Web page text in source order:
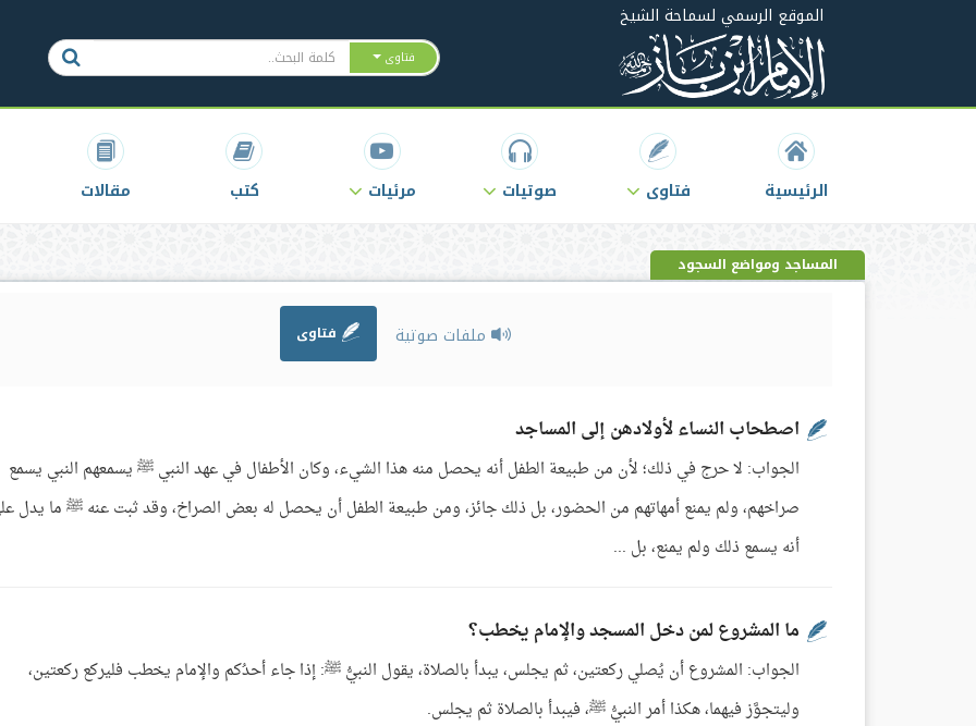
الموقع الرسمي لسماحة الشيخ
فتاوى
الرئيسية فتاوى صوتيات مرئيات كتب مقالات
المساجد ومواضع السجود
ملفات صوتية فتاوى
اصطحاب النساء لأولادهن إلى المساجد
الجواب: لا حرج في ذلك؛ لأن من طبيعة الطفل أنه يحصل منه هذا الشيء، وكان الأطفال في عهد النبي ﷺ يسمعهم النبي يسمع
صراخهم، ولم يمنع أمهاتهم من الحضور، بل ذلك جائز، ومن طبيعة الطفل أن يحصل له بعض الصراخ، وقد ثبت عنه ﷺ ما يدل
أنه يسمع ذلك ولم يمنع، بل ...
ما المشروع لمن دخل المسجد والإمام يخطب؟
الجواب: المشروع أن يُصلي ركعتين، ثم يجلس، يبدأ بالصلاة، يقول النبيُّ ﷺ: إذا جاء أحدُكم والإمام يخطب فليركع ركعتين،
وليتجوَّز فيهما، هكذا أمر النبيُّ ﷺ، فيبدأ بالصلاة ثم يجلس.